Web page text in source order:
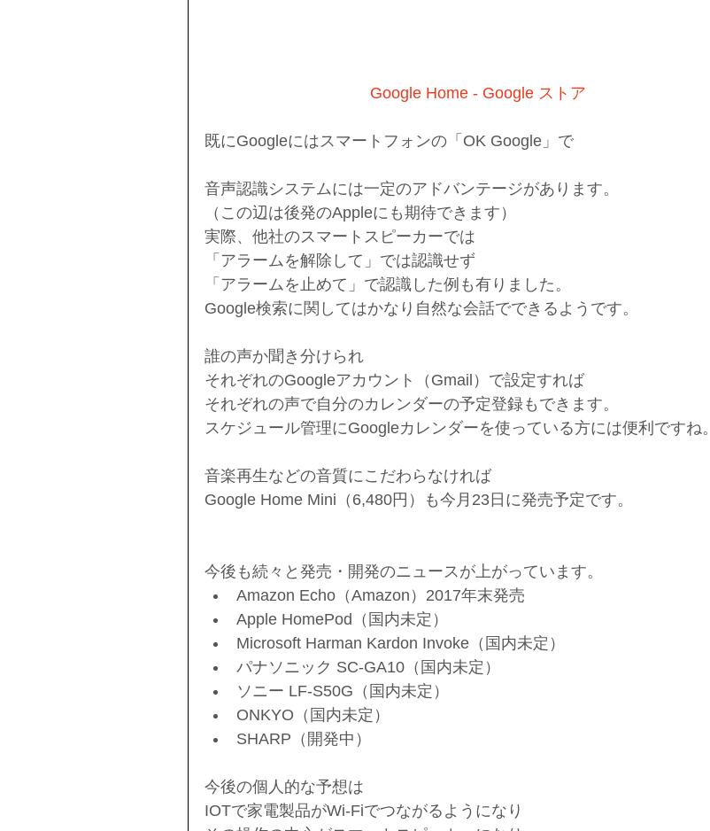
Google Home - Google ストア
既にGoogleにはスマートフォンの「OK Google」で
音声認識システムには一定のアドバンテージがあります。
（この辺は後発のAppleにも期待できます）
実際、他社のスマートスピーカーでは
「アラームを解除して」では認識せず
「アラームを止めて」で認識した例も有りました。
Google検索に関してはかなり自然な会話でできるようです。
誰の声か聞き分けられ
それぞれのGoogleアカウント（Gmail）で設定すれば
それぞれの声で自分のカレンダーの予定登録もできます。
スケジュール管理にGoogleカレンダーを使っている方には便利ですね。
音楽再生などの音質にこだわらなければ
Google Home Mini（6,480円）も今月23日に発売予定です。
今後も続々と発売・開発のニュースが上がっています。
Amazon Echo（Amazon）2017年末発売
Apple HomePod（国内未定）
Microsoft Harman Kardon Invoke（国内未定）
パナソニック SC-GA10（国内未定）
ソニー LF-S50G（国内未定）
ONKYO（国内未定）
SHARP（開発中）
今後の個人的な予想は
IOTで家電製品がWi-Fiでつながるようになり